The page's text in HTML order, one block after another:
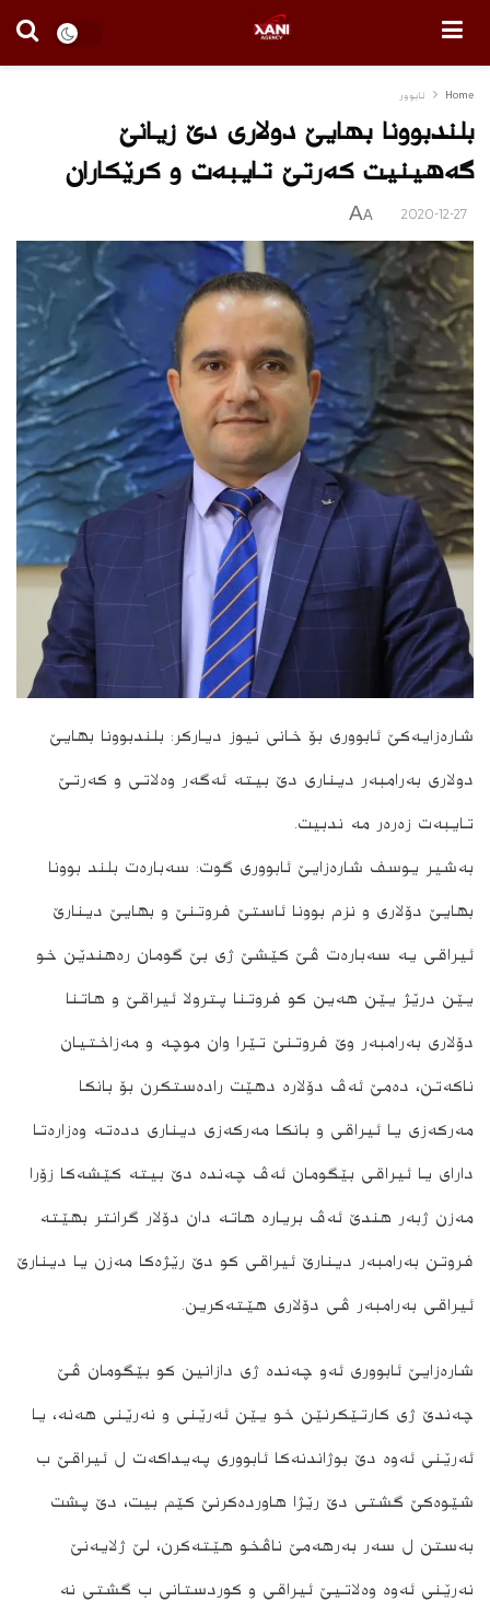
Home ئابوور
بلندبوونا بھایێ دولاری دێ زیانێ
گه‌هینیت کەرتێ تایبەت و کرێکاران
2020-12-27
A
A
شارەزایەکێ ئابووری بۆ خانی نیوز دیارکر: بلندبوونا بھایێ
دولاری بەرامبەر دیناری دێ بیتە ئەگەر وه‌لاتی و کەرتێ
تایبەت زەرەر مە ندبیت.
بەشیر یوسف شارەزایێ ئابووری گوت: سەبارەت بلند بوونا
بھایێ دۆلاری و نزم بوونا ئاستێ فروتنێ و بھایێ دینارێ
ئیراقی یه سەبارەت ڤێ کێشێ ژی بێ گومان رەھندێن خو
یێن درێژ یێن ھەین کو فروتنا پترولا ئیراقێ و ھاتنا
دۆلاری بەرامبەر وێ فروتنێ تێرا وان موچە و مەزاختیان
ناکەتن، دەمێ ئەڤ دۆلارە دھێت رادەستکرن بۆ بانکا
مەرکەزی یا ئیراقی و بانکا مەرکەزی دیناری ددەتە وەزارەتا
دارای یا ئیراقی بێگومان ئەڤ چەندە دێ بیتە کێشەکا زۆرا
مەزن ژبەر ھندێ ئەڤ بریارە ھاتە دان دۆلار گرانتر بھێتە
فروتن بەرامبەر دینارێ ئیراقی کو دێ رێژەکا مەزن یا دینارێ
ئیراقی بەرامبەر ڤی دۆلاری ھێته‌كرین.
شارەزایێ ئابووری ئه‌و چه‌نده‌ ژی دازانین كو بێگومان ڤێ
چەندێ ژی کارتێکرنێن خو یێن ئەرێنی و نەرێنی ھەنە، یا
ئەرێنی ئەوە دێ بوژاندنەکا ئابووری پەیداکەت ل ئیراقێ ب
شێوەکێ گشتی دێ رێژا ھاوردەکرنێ کێم بیت، دێ پشت
بەستن ل سەر بەرھەمێ ناڤخو ھێتەکرن، لێ ژلایەنێ
نەرێنی ئەوە وەلاتیێ ئیراقی و کوردستانی ب گشتی نە
To install tap
and choose
Add to Home Screen
Continue in browser